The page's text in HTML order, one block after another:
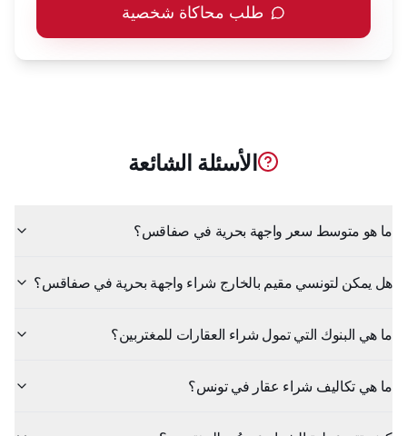
طلب محاكاة شخصية
الأسئلة الشائعة
ما هو متوسط سعر واجهة بحرية في صفاقس؟
هل يمكن لتونسي مقيم بالخارج شراء واجهة بحرية في صفاقس؟
ما هي البنوك التي تمول شراء العقارات للمغتربين؟
ما هي تكاليف شراء عقار في تونس؟